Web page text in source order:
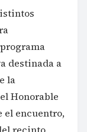
destinada a
la
Honorable
el encuentro,